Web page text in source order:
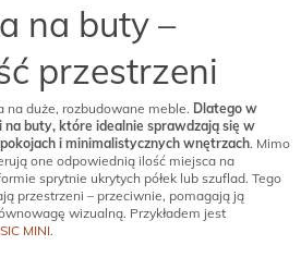
na buty –
przestrzeni
na duże, rozbudowane meble. Dlatego w
na buty, które idealnie sprawdzają się w
i minimalistycznych wnętrzach. Mimo
one odpowiednią ilość miejsca na
sprytnie ukrytych półek lub szuflad. Tego
przestrzeni – przeciwnie, pomagają ją
wizualną. Przykładem jest
MINI.